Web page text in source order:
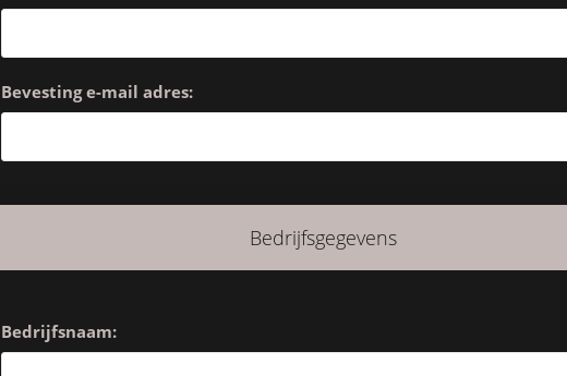
Bevesting e-mail adres:
Bedrijfsgegevens
Bedrijfsnaam: